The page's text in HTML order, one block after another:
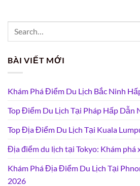
BÀI VIẾT MỚI
Khám Phá Điểm Du Lịch Bắc Ninh
Top Điểm Du Lịch Tại Pháp Hấp Dẫn
Top Địa Điểm Du Lịch Tại Kuala
Địa điểm du lịch tại Tokyo: Khám phá
Khám Phá Địa Điểm Du Lịch Tại
2026